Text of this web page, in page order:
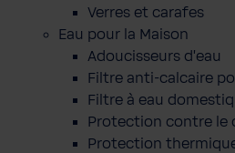
Verres et carafes
Eau pour la Maison
Adoucisseurs d'eau
Filtre anti-calcaire
Filtre à eau
Protection contre le
Protection